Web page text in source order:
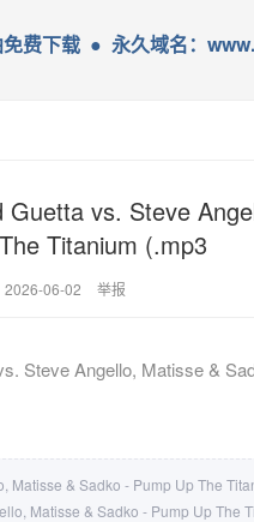
免费下载 ● 永久域名：
vs. Steve
Titanium (.mp3
2026-06-02 举报
Steve Angello, Matisse &
& Sadko - Pump Up The
Matisse & Sadko - Pump Up The